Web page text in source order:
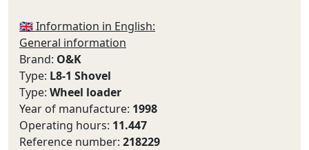
🇬🇧 Information in English:
General information
Brand: O&K
Type: L8-1 Shovel
Type: Wheel loader
Year of manufacture: 1998
Operating hours: 11.447
Reference number: 218229